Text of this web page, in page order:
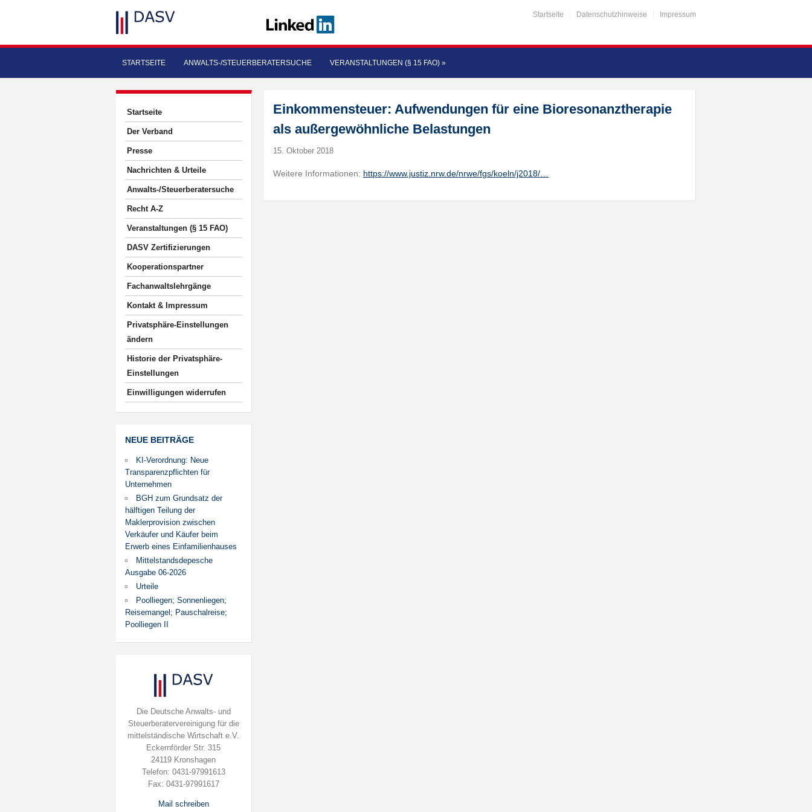
Startseite Datenschutzhinweise Impressum
STARTSEITE ANWALTS-/STEUERBERATERSUCHE VERANSTALTUNGEN (§ 15 FAO) »
Startseite
Der Verband
Presse
Nachrichten & Urteile
Anwalts-/Steuerberatersuche
Recht A-Z
Veranstaltungen (§ 15 FAO)
DASV Zertifizierungen
Kooperationspartner
Fachanwaltslehrgänge
Kontakt & Impressum
Privatsphäre-Einstellungen
ändern
Historie der Privatsphäre-
Einstellungen
Einwilligungen widerrufen
NEUE BEITRÄGE
KI-Verordnung: Neue
Transparenzpflichten für
Unternehmen
BGH zum Grundsatz der
hälftigen Teilung der
Maklerprovision zwischen
Verkäufer und Käufer beim
Erwerb eines Einfamilienhauses
Mittelstandsdepesche
Ausgabe 06-2026
Urteile
Poolliegen; Sonnenliegen;
Reisemangel; Pauschalreise;
Poolliegen II
Die Deutsche Anwalts- und
Steuerberatervereinigung für die
mittelständische Wirtschaft e.V.
Eckernförder Str. 315
24119 Kronshagen
Telefon: 0431-97991613
Fax: 0431-97991617
Mail schreiben
Einkommensteuer: Aufwendungen für eine Bioresonanztherapie
als außergewöhnliche Belastungen
15. Oktober 2018
Weitere Informationen: https://www.justiz.nrw.de/nrwe/fgs/koeln/j2018/…